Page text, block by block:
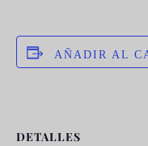
AÑADIR AL
DETALLES